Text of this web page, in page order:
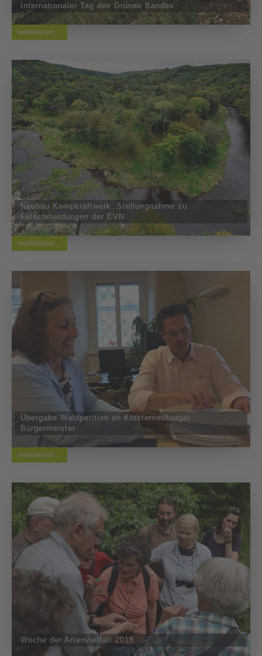
Internationaler Tag des Grünen Bandes
weiterlesen ...
Neubau Kampkraftwerk: Stellungnahme zu
Falschmeldungen der EVN
weiterlesen ...
Übergabe Waldpetition an Klosterneuburger
Bürgermeister
weiterlesen ...
Woche der Artenvielfalt 2018